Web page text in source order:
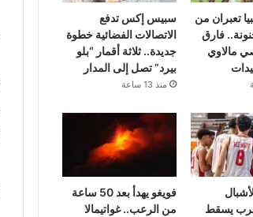
تعبران من
فارق
مالاوي
سبيس إكس تدفع
الاتصالات الفضائية خطوة
جديدة.. ثلاثة أقمار “بلو
بيرد” تصل إلى المدار
منذ 13 ساعة
يسقط
فويغو يهدأ بعد 50 ساعة
من الرعب.. غواتيمالا